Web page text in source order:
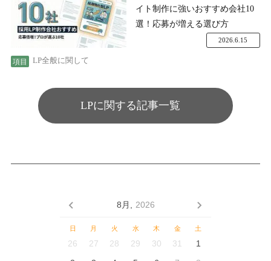
イト制作に強いおすすめ会社10
選！応募が増える選び方
LP全般に関して
2026.6.15
LPに関する記事一覧
8月, 2026
日 月 火 水 木 金 土
26 27 28 29 30 31
1